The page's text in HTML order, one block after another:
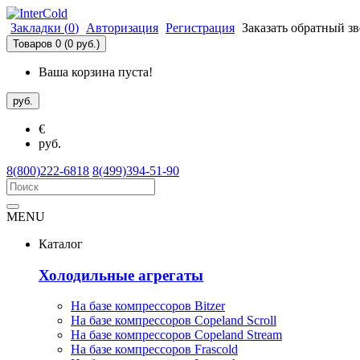
Закладки (0) Авторизация Регистрация Заказать обратный
Товаров 0 (0 руб.)
Ваша корзина пуста!
руб.
€
руб.
8(800)222-6818 8(499)394-51-90
MENU
Каталог
Холодильные агрегаты
На базе компрессоров Bitzer
На базе компрессоров Copeland Scroll
На базе компрессоров Copeland Stream
На базе компрессоров Frascold